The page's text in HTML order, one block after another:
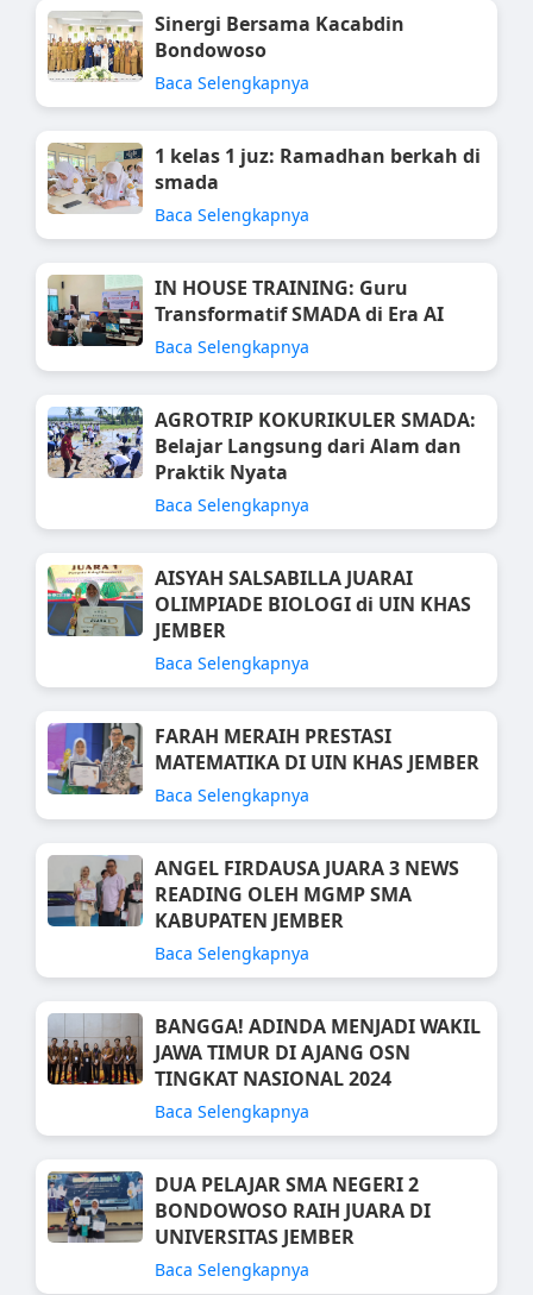
Sinergi Bersama Kacabdin
Bondowoso
Baca Selengkapnya
1 kelas 1 juz: Ramadhan berkah di
smada
Baca Selengkapnya
IN HOUSE TRAINING: Guru
Transformatif SMADA di Era AI
Baca Selengkapnya
AGROTRIP KOKURIKULER SMADA:
Belajar Langsung dari Alam dan
Praktik Nyata
Baca Selengkapnya
AISYAH SALSABILLA JUARAI
OLIMPIADE BIOLOGI di UIN KHAS
JEMBER
Baca Selengkapnya
FARAH MERAIH PRESTASI
MATEMATIKA DI UIN KHAS JEMBER
Baca Selengkapnya
ANGEL FIRDAUSA JUARA 3 NEWS
READING OLEH MGMP SMA
KABUPATEN JEMBER
Baca Selengkapnya
BANGGA! ADINDA MENJADI WAKIL
JAWA TIMUR DI AJANG OSN
TINGKAT NASIONAL 2024
Baca Selengkapnya
DUA PELAJAR SMA NEGERI 2
BONDOWOSO RAIH JUARA DI
UNIVERSITAS JEMBER
Baca Selengkapnya